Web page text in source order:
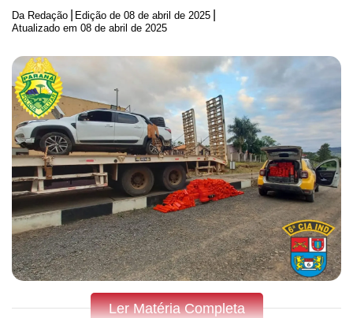
Da Redação Edição de 08 de abril de 2025
Atualizado em 08 de abril de 2025
Ler Matéria Completa